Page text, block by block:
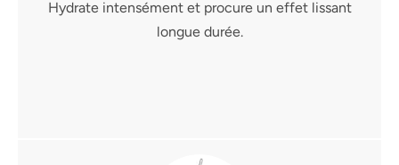
Hydrate intensément et procure un effet lissant
longue durée.